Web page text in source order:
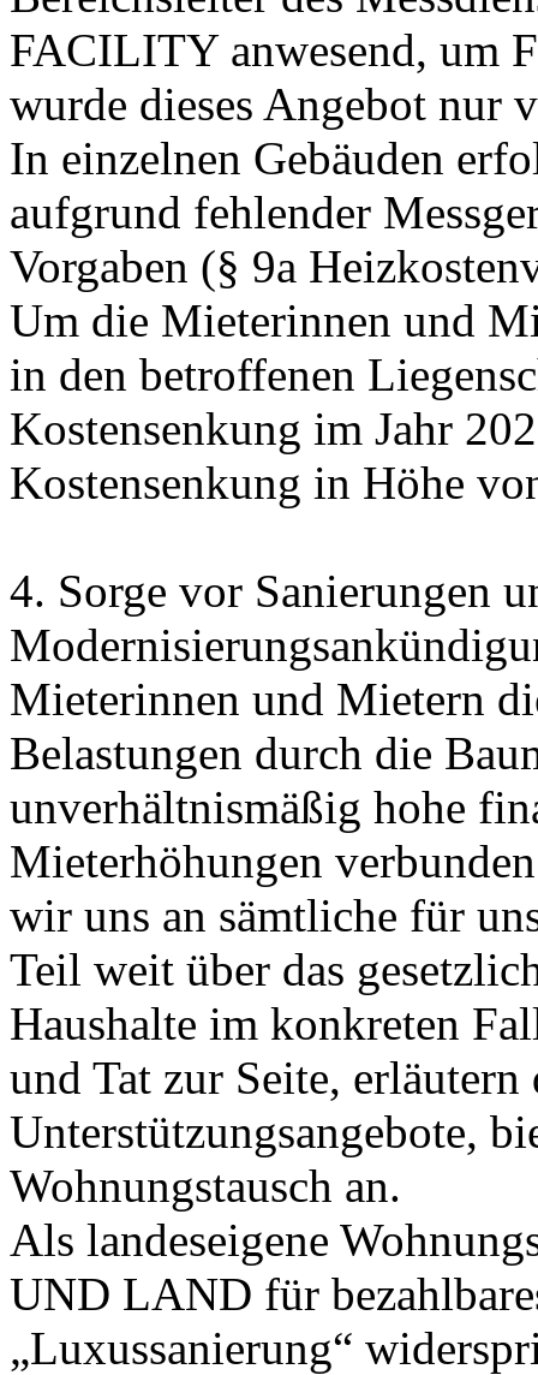
FACILITY anwesend, um
wurde dieses Angebot nur
In einzelnen Gebäuden
aufgrund fehlender
Vorgaben (§ 9a
Um die Mieterinnen und
in den betroffenen
Kostensenkung im Jahr
Kostensenkung in Höhe
4. Sorge vor Sanierungen
Mieterinnen und Mietern
Belastungen durch die
unverhältnismäßig hohe
Mieterhöhungen
wir uns an sämtliche für
Teil weit über das
Haushalte im konkreten
und Tat zur Seite,
Unterstützungsangebote,
Wohnungstausch an.
Als landeseigene
UND LAND für
„Luxussanierung“